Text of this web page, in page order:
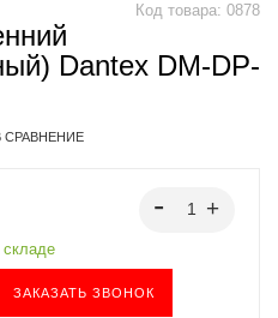
Код товара: 0878
Dantex DM-DP-
СРАВНЕНИЕ
складе
ЗАКАЗАТЬ ЗВОНОК